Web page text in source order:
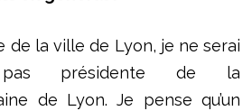
de la ville de Lyon, je ne serai
pas présidente de la
de Lyon. Je pense qu’un